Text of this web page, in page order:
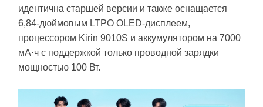
идентична старшей версии и также оснащается
6,84-дюймовым LTPO OLED-дисплеем,
процессором Kirin 9010S и аккумулятором на 7000
мА·ч с поддержкой только проводной зарядки
мощностью 100 Вт.